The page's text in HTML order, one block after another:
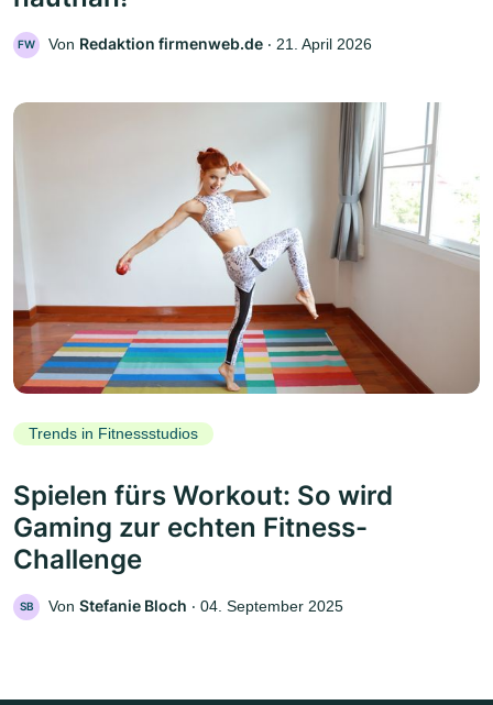
FW Von Redaktion firmenweb.de ‧ 21. April 2026
Trends in Fitnessstudios
Spielen fürs Workout: So wird
Gaming zur echten Fitness-
Challenge
SB Von Stefanie Bloch ‧ 04. September 2025